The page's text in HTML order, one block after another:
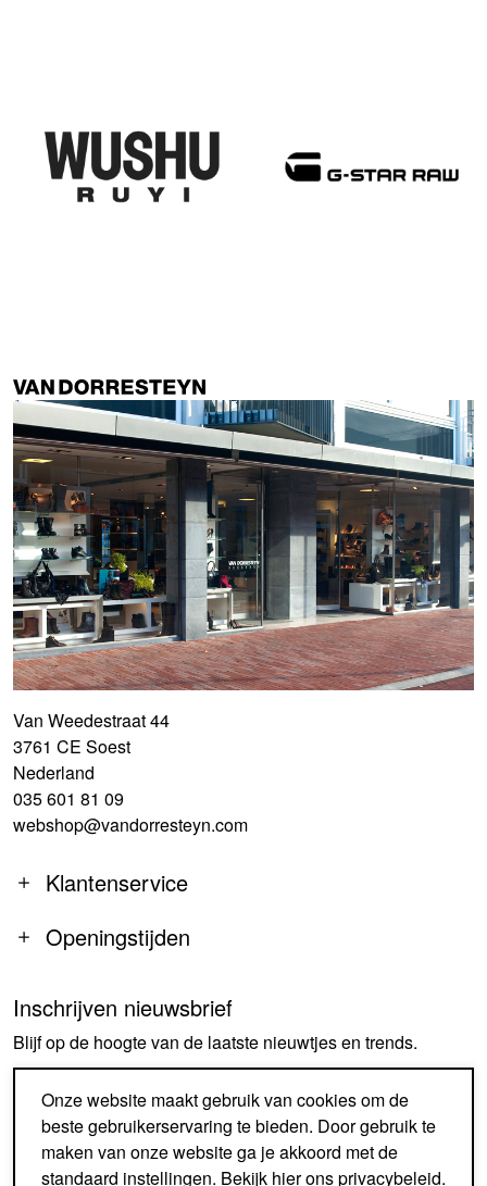
Van Weedestraat 44
3761 CE Soest
Nederland
035 601 81 09
webshop@vandorresteyn.com
Klantenservice
Openingstijden
MA
14:00-18:00
DI-DO
09:30-18:00
ZA
09:30-17:00
ZO
GESLOTEN
Inschrijven nieuwsbrief
Blijf op de hoogte van de laatste nieuwtjes en trends.
AANMELDEN
Onze website maakt gebruik van cookies om de
beste gebruikerservaring te bieden. Door gebruik te
maken van onze website ga je akkoord met de
standaard instellingen. Bekijk hierons privacybeleid.